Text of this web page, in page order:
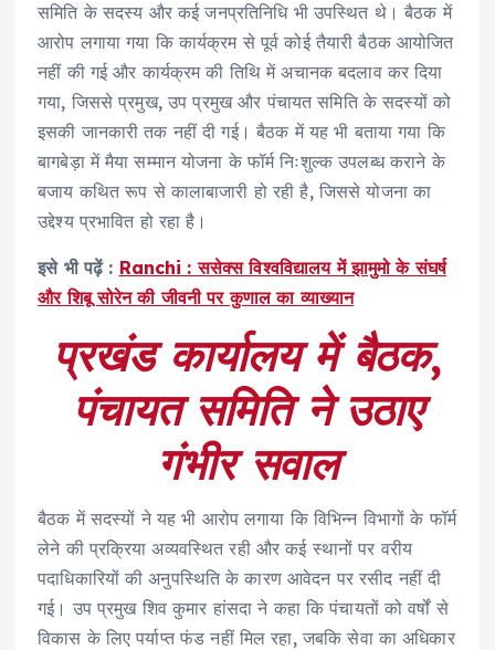
समिति के सदस्य और कई जनप्रतिनिधि भी उपस्थित थे। बैठक में
आरोप लगाया गया कि कार्यक्रम से पूर्व कोई तैयारी बैठक आयोजित
नहीं की गई और कार्यक्रम की तिथि में अचानक बदलाव कर दिया
गया, जिससे प्रमुख, उप प्रमुख और पंचायत समिति के सदस्यों को
इसकी जानकारी तक नहीं दी गई। बैठक में यह भी बताया गया कि
बागबेड़ा में मैया सम्मान योजना के फॉर्म निःशुल्क उपलब्ध कराने के
बजाय कथित रूप से कालाबाजारी हो रही है, जिससे योजना का
उद्देश्य प्रभावित हो रहा है।
इसे भी पढ़ें : Ranchi : ससेक्स विश्वविद्यालय में झामुमो के संघर्ष
और शिबू सोरेन की जीवनी पर कुणाल का व्याख्यान
प्रखंड कार्यालय में बैठक,
पंचायत समिति ने उठाए
गंभीर सवाल
बैठक में सदस्यों ने यह भी आरोप लगाया कि विभिन्न विभागों के फॉर्म
लेने की प्रक्रिया अव्यवस्थित रही और कई स्थानों पर वरीय
पदाधिकारियों की अनुपस्थिति के कारण आवेदन पर रसीद नहीं दी
गई। उप प्रमुख शिव कुमार हांसदा ने कहा कि पंचायतों को वर्षों से
विकास के लिए पर्याप्त फंड नहीं मिल रहा, जबकि सेवा का अधिकार